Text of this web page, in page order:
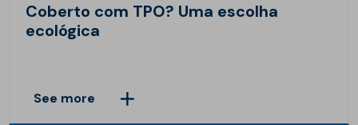
Coberto com TPO? Uma escolha
ecológica
See more